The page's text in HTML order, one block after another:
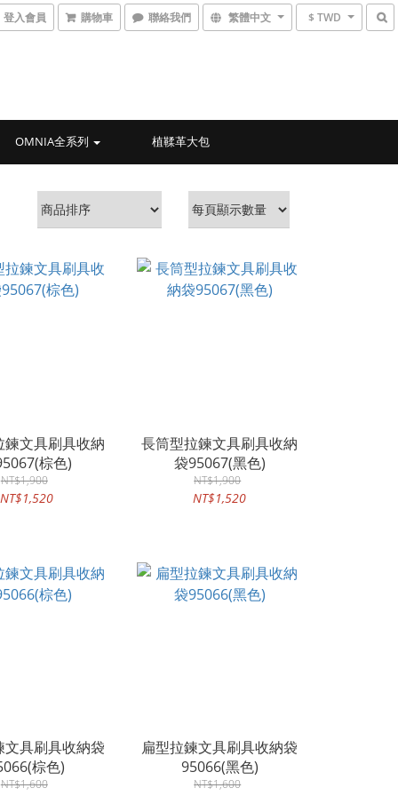
登入會員 購物車 聯絡我們 繁體中文 $ TWD
OMNIA全系列 植鞣革大包
鍊文具刷具收納
棕色)
NT$1,900
NT$1,520
長筒型拉鍊文具刷具收納
袋95067(黑色)
NT$1,900
NT$1,520
文具刷具收納袋
棕色)
NT$1,600
扁型拉鍊文具刷具收納袋
95066(黑色)
NT$1,600